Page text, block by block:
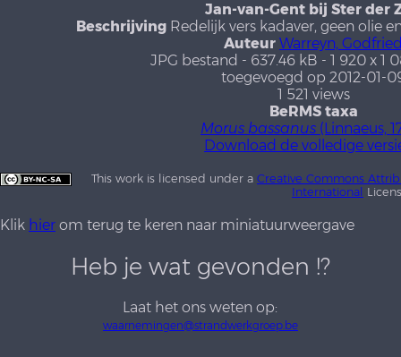
Jan-van-Gent bij Ster der
Beschrijving Redelijk vers kadaver, geen olie
Auteur Warreyn,
JPG bestand - 637.46 kB - 1 920 x 1
toegevoegd op 2012-01-
1 521 views
BeRMS taxa
Morus bassanus (Linnaeus,
Download de volledige
This work is licensed under a Creative Commons
International
Klik hier om terug te keren naar miniatuurweergave
Heb je wat gevonden !?
Laat het ons weten op:
waarnemingen@strandwerkgroep.be